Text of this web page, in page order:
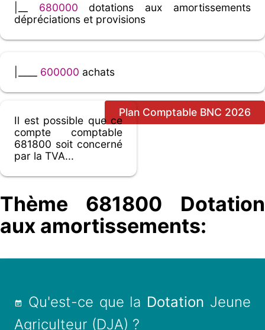
680000 dotations aux amortissements
dépréciations et provisions
600000 achats
Plan Comptable BNC 2026
Il est possible que ce
compte comptable
681800 soit concerné
par la TVA...
Thème 681800 Dotation
aux amortissements:
Qu'est-ce que la Dotation Jeune
Agriculteur (DJA) ?